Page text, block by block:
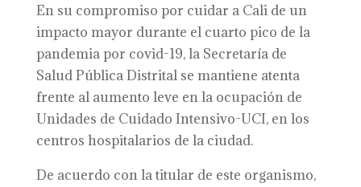
En su compromiso por cuidar a Cali de un
impacto mayor durante el cuarto pico de la
pandemia por covid-19, la Secretaría de
Salud Pública Distrital se mantiene atenta
frente al aumento leve en la ocupación de
Unidades de Cuidado Intensivo-UCI, en los
centros hospitalarios de la ciudad.
De acuerdo con la titular de este organismo,